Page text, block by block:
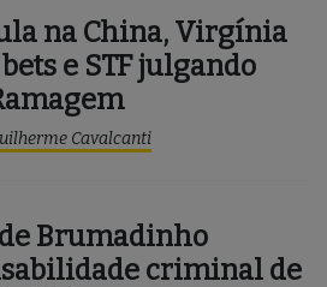
na China, Virgínia
e STF julgando
Cavalcanti
Brumadinho
criminal de